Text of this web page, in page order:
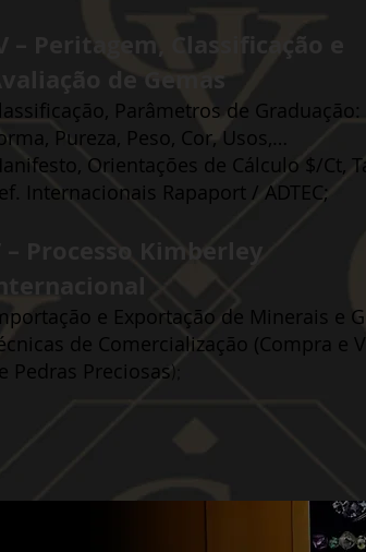
IV – Peritagem, Classificação e
Avaliação de Gemas
Parâmetros de Graduação:
Pureza, Peso, Cor, Usos,…
Orientações de Cálculo $/Ct,
Internacionais Rapaport / ADTEC;
V – Processo Kimberley
Internacional
e Exportação de Minerais e
de Comercialização (Compra e
Pedras Preciosas);